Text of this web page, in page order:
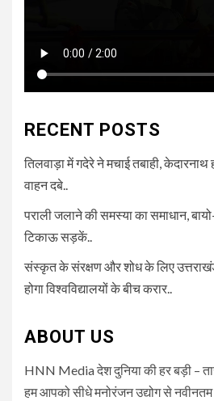
RECENT POSTS
तिलवाड़ा में गदेरे ने मचाई तबाही,
वाहन दबे..
पराली जलाने की समस्या का समाधान,
टिकाऊ सड़कें..
संस्कृत के संरक्षण और शोध के लिए
होगा विश्वविद्यालयों के बीच करार..
ABOUT US
HNN Media देश दुनिया की हर बड़ी –
हम आपको सीधे मनोरंजन उद्योग से